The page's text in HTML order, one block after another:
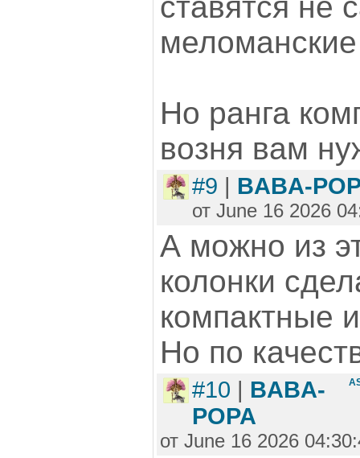
Но ранга
возня вам
#9 | BABA-
от June 16 2026
А можно из
колонки
компактные
Но по
#10 | BABA-
POPA
от June 16 2026